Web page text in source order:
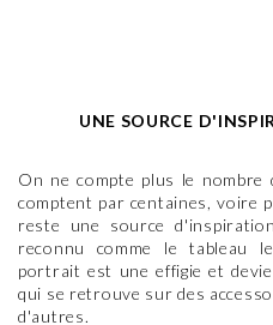
UNE SOURCE
On ne compte plus le nombre
comptent par centaines, voire
reste une source
reconnu comme le tableau
portrait est une effigie et
qui se retrouve sur des
d'autres.